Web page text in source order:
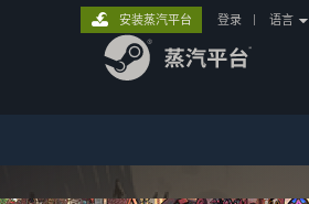
安装蒸汽平台 登录 语言